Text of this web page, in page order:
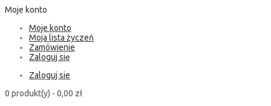
Moje konto
Moje konto
Moja lista życzeń
Zamówienie
Zaloguj się
Zaloguj sie
0 produkt(y) - 0,00 zł